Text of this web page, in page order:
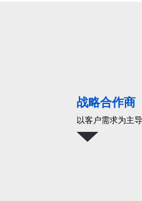
战略合作商
以客户需求为主